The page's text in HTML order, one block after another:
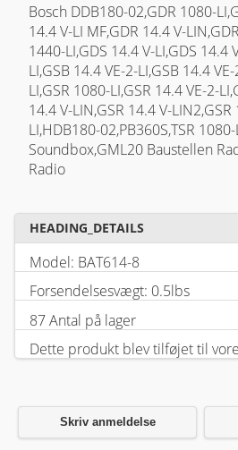
Bosch DDB180-02,GDR 1080-
14.4 V-LI MF,GDR 14.4 V-
1440-LI,GDS 14.4 V-LI,GDS 14.4
LI,GSB 14.4 VE-2-LI,GSB 14.4
LI,GSR 1080-LI,GSR 14.4 VE-2-
14.4 V-LIN,GSR 14.4 V-
LI,HDB180-02,PB360S,TSR
Soundbox,GML20 Baustellen
Radio
HEADING_DETAILS
Model: BAT614-8
Forsendelsesvægt: 0.5lbs
87 Antal på lager
Skriv anmeldelse